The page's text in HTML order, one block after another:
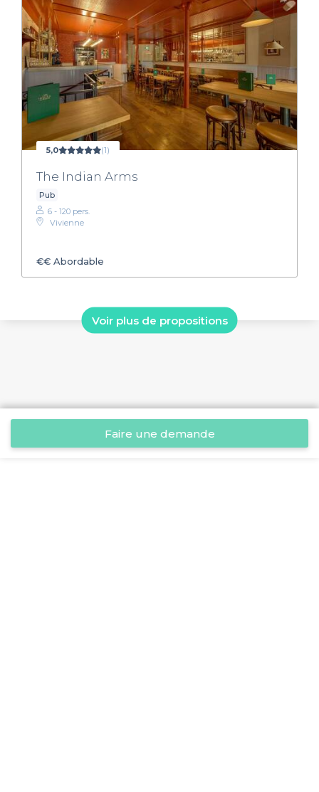
5,0 (1)
The Indian Arms
Pub
6 - 120 pers.
Vivienne
€€ Abordable
Voir plus de propositions
Faire une demande